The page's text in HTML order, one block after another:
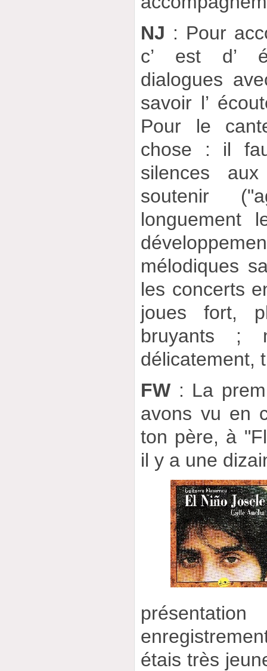
NJ : Pour
c’ est d’
dialogues
savoir l’
Pour le
chose : il
silences
soutenir
longuement
mélodiques
les concerts
joues fort,
bruyants ;
délicatement,
FW : La
avons vu en
ton père, à
il y a une
étais très